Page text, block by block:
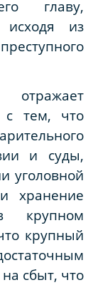
главу,
исходя из
отражает
с тем, что
и суды,
уголовной
хранение
крупном
крупный
сбыт, что